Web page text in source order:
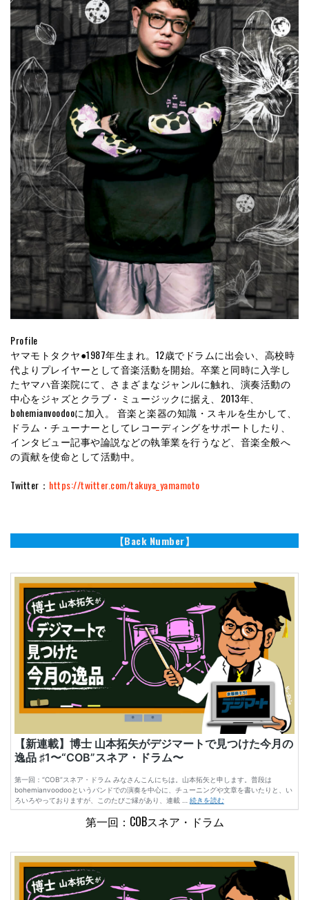
Profile
ヤマモトタクヤ●1987年生まれ。12歳でドラムに出会い、高校時
代よりプレイヤーとして音楽活動を開始。卒業と同時に入学し
たヤマハ音楽院にて、さまざまなジャンルに触れ、演奏活動の
中心をジャズとクラブ・ミュージックに据え、2013年、
bohemianvoodooに加入。 音楽と楽器の知識・スキルを生かして、
ドラム・チューナーとしてレコーディングをサポートしたり、
インタビュー記事や論説などの執筆業を行うなど、音楽全般へ
の貢献を使命として活動中。
Twitter： https://twitter.com/takuya_yamamoto
【Back Number】
第一回：COBスネア・ドラム